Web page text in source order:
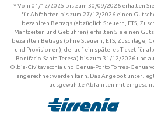
* Vom 01/12/2025 bis zum 30/09/2026 erhalten
für Abfahrten bis zum 27/12/2026 einen
bezahlten Betrags (abzüglich Steuern, ETS,
Mahlzeiten und Gebühren) erhalten Sie einen
bezahlten Betrags (ohne Steuern, ETS, Zuschläge,
und Provisionen), der auf ein späteres Ticket für
Bonifacio-Santa Teresa) bis zum 31/12/2026 und
Olbia-Civitavecchia und Genua-Porto Torres-
angerechnet werden kann. Das Angebot
ausgewählte Abfahrten mit